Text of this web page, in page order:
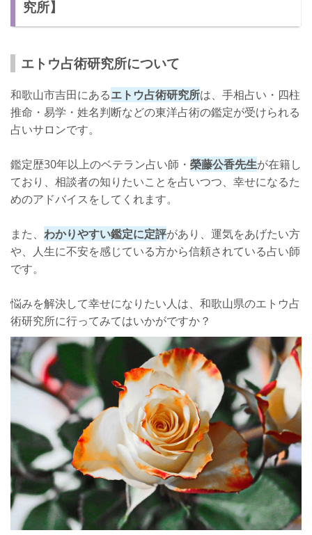
究所】
エトウ占術研究所について
和歌山市吉田にあるエトウ占術研究所は、手相占い・四柱
推命・易学・姓名判断などの東洋占術の鑑定が受けられる
占いサロンです。
鑑定歴30年以上のベテラン占い師・ 榮藤公香先生が在籍し
ており、相談者の知りたいことを占いつつ、幸せになるた
めのアドバイスをしてくれます。
また、 わかりやすい鑑定に定評があり、運気をあげたい方
や、人生に不安を感じている方から信頼されている占い師
です。
悩みを解決して幸せになりたい人は、和歌山県のエトウ占
術研究所に行ってみてはいかがですか？